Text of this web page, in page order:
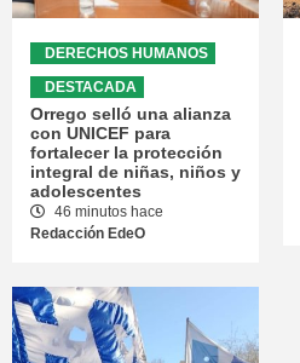
DERECHOS HUMANOS
DESTACADA
Orrego selló una alianza
con UNICEF para
fortalecer la protección
integral de niñas, niños y
adolescentes
46 minutos hace
Redacción EdeO